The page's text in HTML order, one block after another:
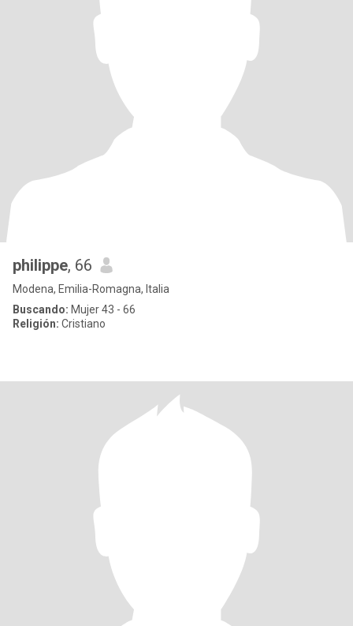
philippe, 66
Modena, Emilia-Romagna, Italia
Buscando: Mujer 43 - 66
Religión: Cristiano